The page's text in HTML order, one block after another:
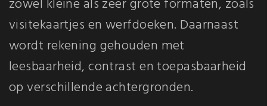
zowel kleine als zeer grote formaten, zoals
visitekaartjes en werfdoeken. Daarnaast
wordt rekening gehouden met
leesbaarheid, contrast en toepasbaarheid
op verschillende achtergronden.